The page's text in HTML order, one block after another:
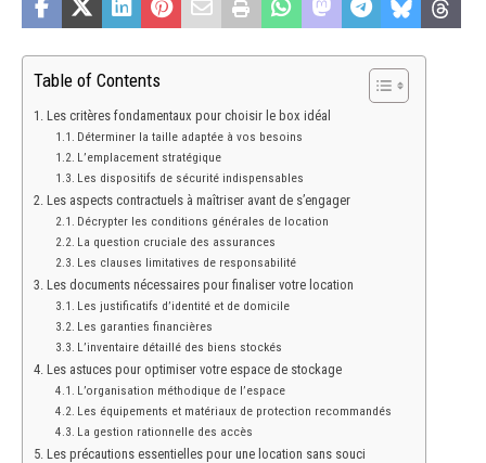
Table of Contents
Les critères fondamentaux pour choisir le box idéal
Déterminer la taille adaptée à vos besoins
L’emplacement stratégique
Les dispositifs de sécurité indispensables
Les aspects contractuels à maîtriser avant de s’engager
Décrypter les conditions générales de location
La question cruciale des assurances
Les clauses limitatives de responsabilité
Les documents nécessaires pour finaliser votre location
Les justificatifs d’identité et de domicile
Les garanties financières
L’inventaire détaillé des biens stockés
Les astuces pour optimiser votre espace de stockage
L’organisation méthodique de l’espace
Les équipements et matériaux de protection recommandés
La gestion rationnelle des accès
Les précautions essentielles pour une location sans souci